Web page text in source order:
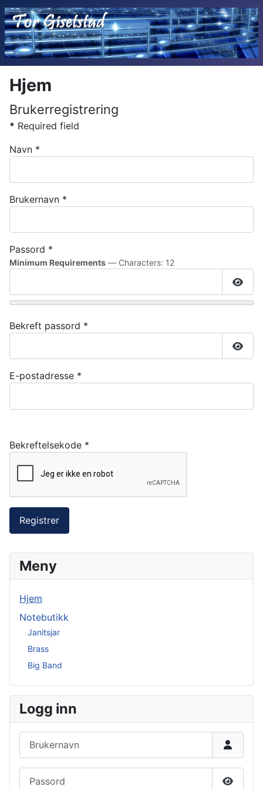
Meny
Hjem
Notebutikk
Janitsjar
Brass
Big Band
Logg inn
Hjem
Brukerregistrering
* Required field
Navn *
Brukernavn *
Passord *
Minimum Requirements — Characters: 12
Vis
Bekreft passord *
Vis
E-postadresse *
Bekreftelsekode *
Registrer